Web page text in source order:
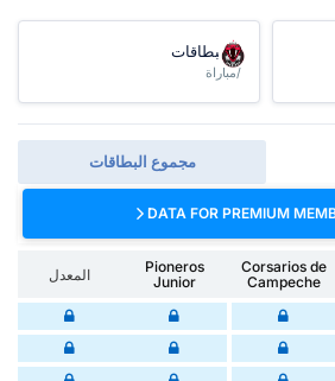
البطاقات
/مباراة
مجموع البطاقات
DATA FOR PREMIUM
Corsarios de
Campeche
Pioneros
Junior
المعدل